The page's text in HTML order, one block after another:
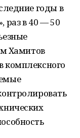
годы в
раз в 40 — 50
Хамитов
комплексного